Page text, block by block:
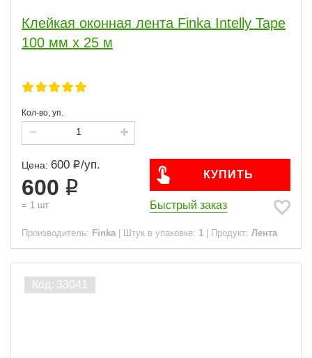
Клейкая оконная лента Finka Intelly Tape
100 мм x 25 м
Кол-во, уп.
Цена: 600 /уп.
600
= 1 шт
КУПИТЬ
Быстрый заказ
Производитель: Finka Штук в упаковке: 1 Продукт: Лента